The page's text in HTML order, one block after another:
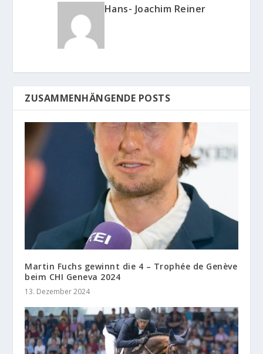
Hans- Joachim Reiner
ZUSAMMENHÄNGENDE POSTS
Martin Fuchs gewinnt die 4 – Trophée de Genève
beim CHI Geneva 2024
13. Dezember 2024